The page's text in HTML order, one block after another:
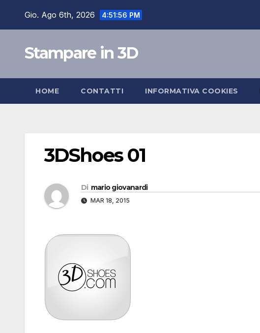
Gio. Ago 6th, 2026 4:51:57 PM
Stampare in 3D
HOME CONTATTI INFORMATIVA COOKIES
3DShoes 01
Di mario giovanardi
MAR 18, 2015